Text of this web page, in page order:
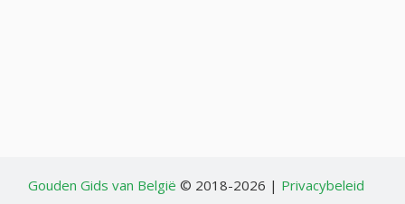
Gouden Gids van België © 2018-2026 | Privacybeleid